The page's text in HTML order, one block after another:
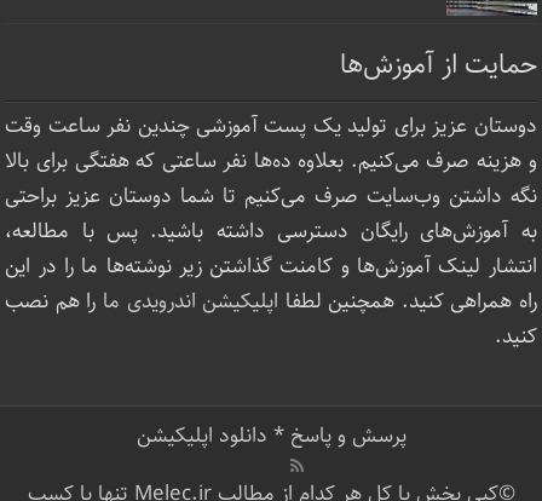
حمایت از آموزش‌ها
دوستان عزیز برای تولید یک پست آموزشی چندین نفر ساعت‌ وقت
و هزینه صرف می‌کنیم. بعلاوه ده‌ها نفر ساعتی که هفتگی برای بالا
نگه داشتن وب‌سایت صرف ‌می‌کنیم تا شما دوستان عزیز براحتی
به آموزش‌های رایگان دسترسی داشته باشید. پس با مطالعه،
انتشار لینک‌ آموزش‌ها و کامنت گذاشتن زیر نوشته‌‌ها ما را در این
راه همراهی کنید. همچنین لطفا اپلیکیشن اندرویدی ما را هم نصب
کنید.
پرسش و پاسخ* دانلود اپلیکیشن